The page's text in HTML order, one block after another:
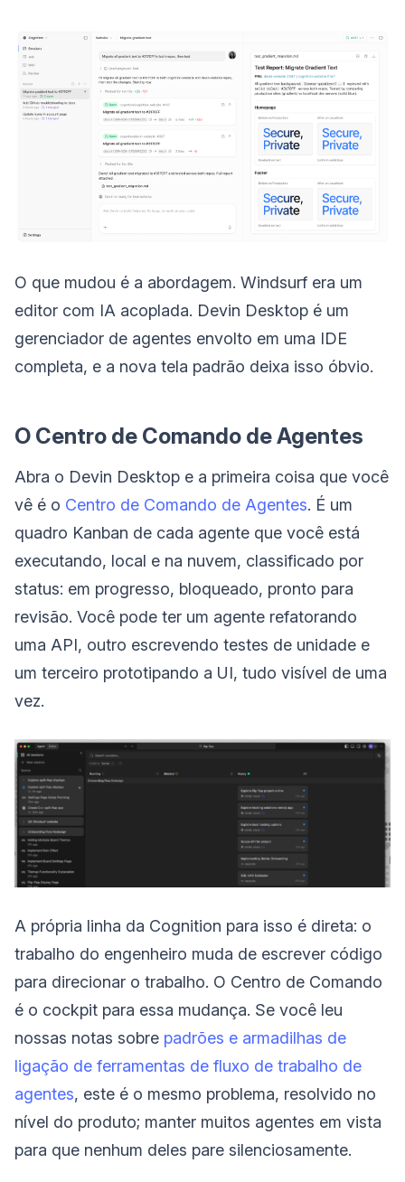
O que mudou é a abordagem. Windsurf era um
editor com IA acoplada. Devin Desktop é um
gerenciador de agentes envolto em uma IDE
completa, e a nova tela padrão deixa isso óbvio.
O Centro de Comando de Agentes
Abra o Devin Desktop e a primeira coisa que você
vê é o Centro de Comando de Agentes. É um
quadro Kanban de cada agente que você está
executando, local e na nuvem, classificado por
status: em progresso, bloqueado, pronto para
revisão. Você pode ter um agente refatorando
uma API, outro escrevendo testes de unidade e
um terceiro prototipando a UI, tudo visível de uma
vez.
A própria linha da Cognition para isso é direta: o
trabalho do engenheiro muda de escrever código
para direcionar o trabalho. O Centro de Comando
é o cockpit para essa mudança. Se você leu
nossas notas sobre padrões e armadilhas de
ligação de ferramentas de fluxo de trabalho de
agentes, este é o mesmo problema, resolvido no
nível do produto; manter muitos agentes em vista
para que nenhum deles pare silenciosamente.